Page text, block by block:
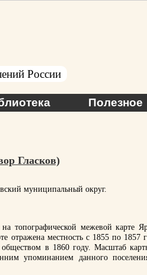
России
Полезное
Гласков)
муниципальный округ.
топографической межевой карте
отражена местность с 1855 по 1857
в 1860 году. Масштаб
упоминанием данного